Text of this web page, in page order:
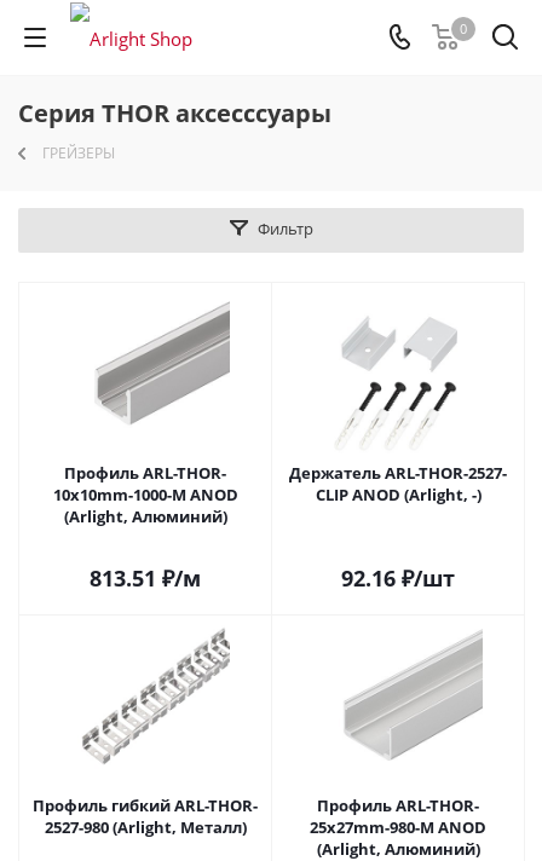
0
Серия THOR аксесссуары
ГРЕЙЗЕРЫ
Фильтр
Профиль ARL-THOR-
10x10mm-1000-M ANOD
(Arlight, Алюминий)
813.51 ₽/м
Держатель ARL-THOR-2527-
CLIP ANOD (Arlight, -)
92.16 ₽/шт
Профиль гибкий ARL-THOR-
2527-980 (Arlight, Металл)
Профиль ARL-THOR-
25x27mm-980-M ANOD
(Arlight, Алюминий)